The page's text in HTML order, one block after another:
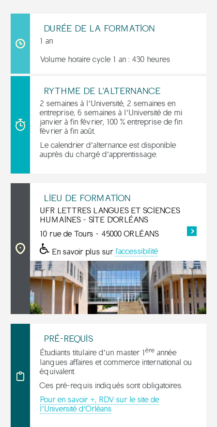
DURÉE DE LA FORMATION
1 an
Volume horaire cycle 1 an : 430 heures
RYTHME DE L'ALTERNANCE
2 semaines à l’Université, 2 semaines en
entreprise, 6 semaines à l’Université de mi
janvier à fin février, 100 % entreprise de fin
février à fin août.
Le calendrier d’alternance est disponible
auprès du chargé d’apprentissage.
LIEU DE FORMATION
UFR LETTRES LANGUES ET SCIENCES
HUMAINES - SITE D'ORLÉANS
10 rue de Tours - 45000 ORLÉANS
En savoir plus sur l'accessibilité
PRÉ-REQUIS
Étudiants titulaire d’un master 1ère année
langues affaires et commerce international ou
équivalent.
Ces pré-requis indiqués sont obligatoires.
Pour en savoir +, RDV sur le site de
l’Université d’Orléans